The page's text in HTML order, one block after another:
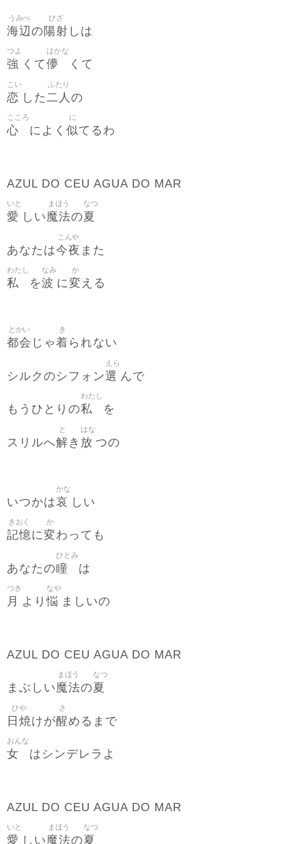
海辺
うみべ
の陽射
ひざ
しは
強
つよ
くて儚
はかな
くて
恋
こい
した 二人
ふたり
の
心
こころ
によく 似
に
てるわ
AZUL DO CEU AGUA DO MAR
愛
いと
しい魔法
まほう
の夏
なつ
あなたは今夜
こんや
また
私
わたし
を波
なみ
に変
か
える
都会
とかい
じゃ着
き
られない
シルクのシフォン選
えら
んで
もうひとりの私
わたし
を
スリルへ解
と
き 放
はな
つの
いつかは哀
かな
しい
記憶
きおく
に変
か
わっても
あなたの瞳
ひとみ
は
月
つき
より悩
なや
ましいの
AZUL DO CEU AGUA DO MAR
まぶしい魔法
まほう
の夏
なつ
日焼
ひや
けが醒
さ
めるまで
女
おんな
はシンデレラよ
AZUL DO CEU AGUA DO MAR
愛
いと
しい魔法
まほう
の夏
なつ